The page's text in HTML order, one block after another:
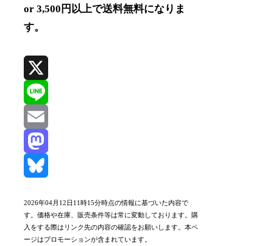
or 3,500円以上で送料無料になりま
す。
X
Line
Email
Mastodon
2026年04月12日11時15分時点の情報に基づいた内容で
す。価格や在庫、販売条件等は常に変動しております。購
入をする際はリンク先の内容の確認をお願いします。本ペ
ージはプロモーションが含まれています。